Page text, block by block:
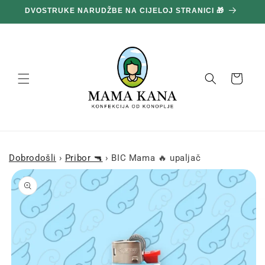
na
sadržaj
DVOSTRUKE NARUDŽBE NA CIJELOJ STRANICI 🎁
Košara
Dobrodošli › Pribor 🔫 › BIC Mama 🔥 upaljač
Prijeđi na
informacije
o
proizvodu